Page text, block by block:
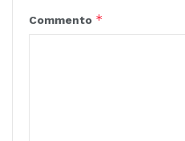
Commento *